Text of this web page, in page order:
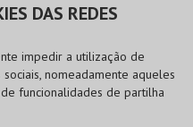
DAS REDES
impedir a utilização de
nomeadamente aqueles
funcionalidades de partilha